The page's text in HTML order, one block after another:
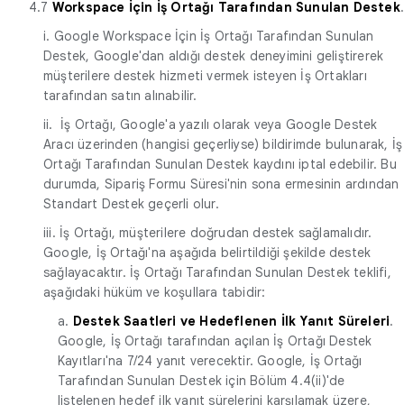
4.7 Workspace İçin İş Ortağı Tarafından Sunulan Destek.
i. Google Workspace İçin İş Ortağı Tarafından Sunulan
Destek, Google'dan aldığı destek deneyimini geliştirerek
müşterilere destek hizmeti vermek isteyen İş Ortakları
tarafından satın alınabilir.
ii. İş Ortağı, Google'a yazılı olarak veya Google Destek
Aracı üzerinden (hangisi geçerliyse) bildirimde bulunarak, İş
Ortağı Tarafından Sunulan Destek kaydını iptal edebilir. Bu
durumda, Sipariş Formu Süresi'nin sona ermesinin ardından
Standart Destek geçerli olur.
iii. İş Ortağı, müşterilere doğrudan destek sağlamalıdır.
Google, İş Ortağı'na aşağıda belirtildiği şekilde destek
sağlayacaktır. İş Ortağı Tarafından Sunulan Destek teklifi,
aşağıdaki hüküm ve koşullara tabidir:
a. Destek Saatleri ve Hedeflenen İlk Yanıt Süreleri.
Google, İş Ortağı tarafından açılan İş Ortağı Destek
Kayıtları'na 7/24 yanıt verecektir. Google, İş Ortağı
Tarafından Sunulan Destek için Bölüm 4.4(ii)'de
listelenen hedef ilk yanıt sürelerini karşılamak üzere,